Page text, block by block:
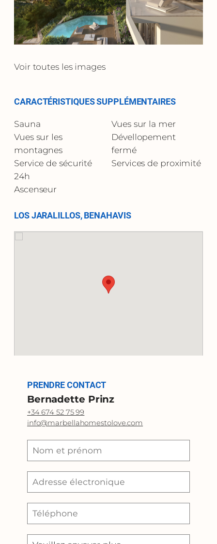
Voir toutes les images
CARACTÉRISTIQUES SUPPLÉMENTAIRES
Sauna
Vues sur la mer
Vues sur les
montagnes
Dévellopement
fermé
Service de sécurité
24h
Services de proximité
Ascenseur
LOS JARALILLOS, BENAHAVIS
PRENDRE CONTACT
Bernadette Prinz
+34 674 52 75 99
info@marbellahomestolove.com